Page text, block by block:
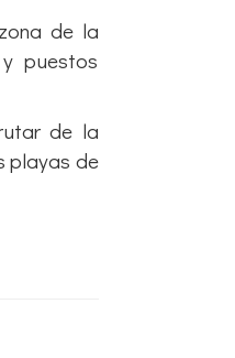
de la
puestos
de la
playas de